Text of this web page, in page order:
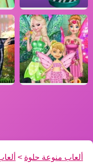
ألعاب منوعة حلوة >